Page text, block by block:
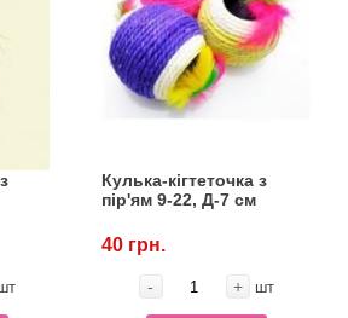
Кулька-кігтеточка з
пір'ям 9-22, Д-7 см
40 грн.
- + шт